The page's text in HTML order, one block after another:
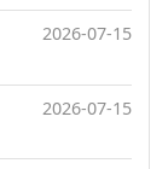
+
2026-07-15
2026-07-15